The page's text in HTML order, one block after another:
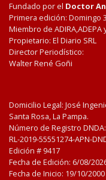
Fundado por el Doctor
Primera edición: Domingo
Miembro de ADIRA,ADEPA
Propietario: El Diario SRL
Director Periodístico:
Walter René Goñi
Domicilio Legal: José
Santa Rosa, La Pampa.
Número de Registro DNDA:
RL-2019-55551274-APN-
Edición # 9417
Fecha de Edición: 6/08/
Fecha de Inicio: 19/10/2000